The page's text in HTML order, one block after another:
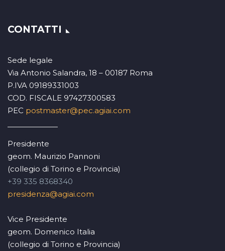
CONTATTI
Sede legale
Via Antonio Salandra, 18 – 00187 Roma
P.IVA 09189331003
COD. FISCALE 97427300583
PEC postmaster@pec.agiai.com
Presidente
geom. Maurizio Pannoni
(collegio di Torino e Provincia)
+39 335 8368340
presidenza@agiai.com
Vice Presidente
geom. Domenico Italia
(collegio di Torino e Provincia)